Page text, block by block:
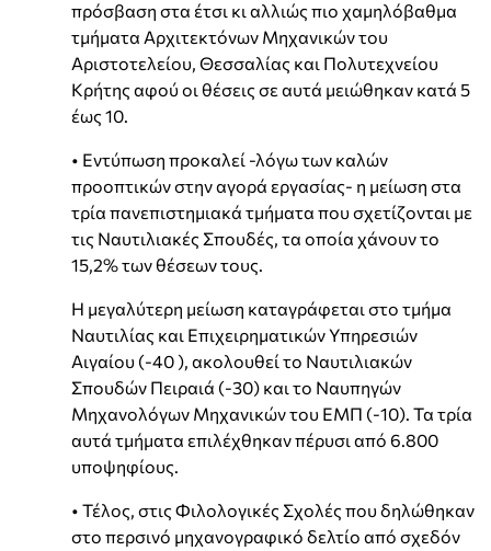
πρόσβαση στα έτσι κι αλλιώς πιο χαμηλόβαθμα
τμήματα Αρχιτεκτόνων Μηχανικών του
Αριστοτελείου, Θεσσαλίας και Πολυτεχνείου
Κρήτης αφού οι θέσεις σε αυτά μειώθηκαν κατά 5
έως 10.
• Εντύπωση προκαλεί -λόγω των καλών
προοπτικών στην αγορά εργασίας- η μείωση στα
τρία πανεπιστημιακά τμήματα που σχετίζονται με
τις Ναυτιλιακές Σπουδές, τα οποία χάνουν το
15,2% των θέσεων τους.
Η μεγαλύτερη μείωση καταγράφεται στο τμήμα
Ναυτιλίας και Επιχειρηματικών Υπηρεσιών
Αιγαίου (-40 ), ακολουθεί το Ναυτιλιακών
Σπουδών Πειραιά (-30) και το Ναυπηγών
Μηχανολόγων Μηχανικών του ΕΜΠ (-10). Τα τρία
αυτά τμήματα επιλέχθηκαν πέρυσι από 6.800
υποψηφίους.
• Τέλος, στις Φιλολογικές Σχολές που δηλώθηκαν
στο περσινό μηχανογραφικό δελτίο από σχεδόν